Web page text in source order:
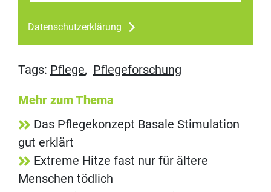
Datenschutzerklärung
Tags: Pflege, Pflegeforschung
Mehr zum Thema
Das Pflegekonzept Basale Stimulation
gut erklärt
Extreme Hitze fast nur für ältere
Menschen tödlich